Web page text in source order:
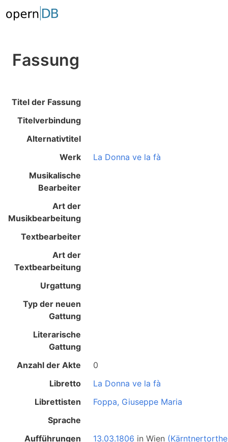
Fassung
Titel der Fassung
Titelverbindung
Alternativtitel
Werk
La Donna ve la fà
Musikalische
Bearbeiter
Art der
Musikbearbeitung
Textbearbeiter
Art der
Textbearbeitung
Urgattung
Typ der neuen
Gattung
Literarische
Gattung
Anzahl der Akte
0
Libretto
La Donna ve la fà
Librettisten
Foppa, Giuseppe Maria
Sprache
Aufführungen
13.03.1806 inWien